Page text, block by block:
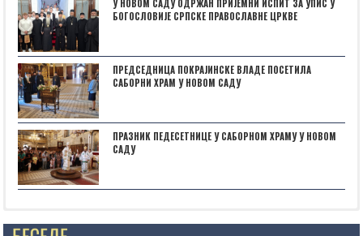
У НОВОМ САДУ ОДРЖАН ПРИЈЕМНИ ИСПИТ ЗА УПИС У
БОГОСЛОВИЈЕ СРПСКЕ ПРАВОСЛАВНЕ ЦРКВЕ
ПРЕДСЕДНИЦА ПОКРАЈИНСКЕ ВЛАДЕ ПОСЕТИЛА
САБОРНИ ХРАМ У НОВОМ САДУ
ПРАЗНИК ПЕДЕСЕТНИЦЕ У САБОРНОМ ХРАМУ У НОВОМ
САДУ
Posts not found